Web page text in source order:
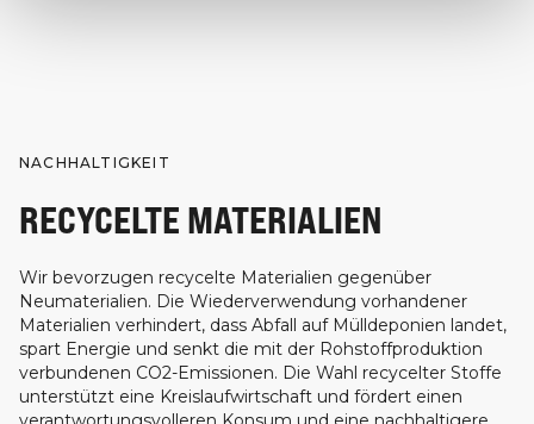
NACHHALTIGKEIT
RECYCELTE MATERIALIEN
Wir bevorzugen recycelte Materialien gegenüber
Neumaterialien. Die Wiederverwendung vorhandener
Materialien verhindert, dass Abfall auf Mülldeponien landet,
spart Energie und senkt die mit der Rohstoffproduktion
verbundenen CO2-Emissionen. Die Wahl recycelter Stoffe
unterstützt eine Kreislaufwirtschaft und fördert einen